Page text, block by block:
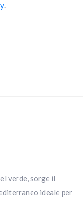
.
verde, sorge il
ideale per